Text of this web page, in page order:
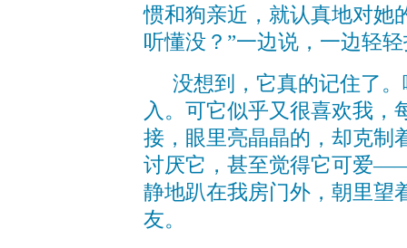
惯和狗亲近，就认真地对她
听懂没？”一边说，一边轻
没想到，它真的记住了
入。可它似乎又很喜欢我，
接，眼里亮晶晶的，却克制
讨厌它，甚至觉得它可爱
静地趴在我房门外，朝里望
友。